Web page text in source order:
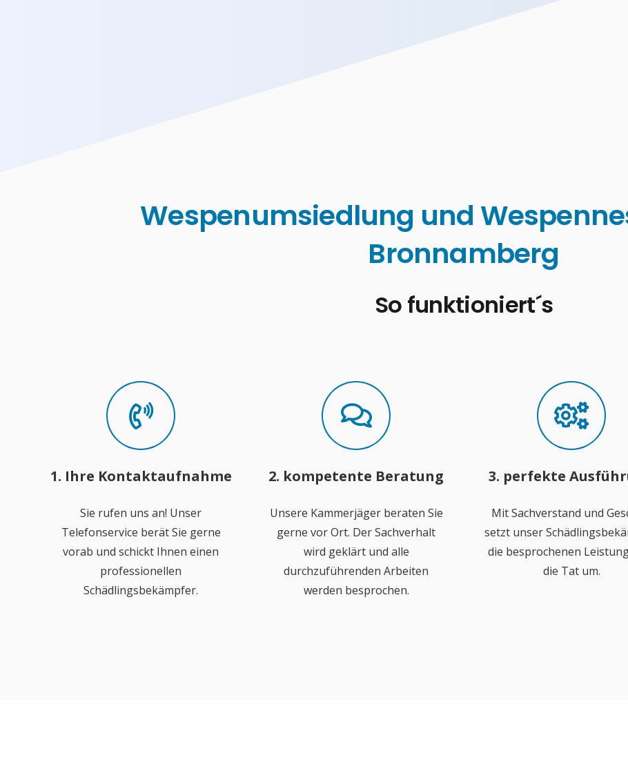
Wespenumsiedlung und
Bronnamberg
So funktioniert´s
1. Ihre Kontaktaufnahme
Sie rufen uns an! Unser
Telefonservice berät Sie gerne
vorab und schickt Ihnen einen
professionellen
Schädlingsbekämpfer.
2. kompetente Beratung
Unsere Kammerjäger beraten Sie
gerne vor Ort. Der Sachverhalt
wird geklärt und alle
durchzuführenden Arbeiten
werden besprochen.
3. perfekte
Mit Sachverstand und
setzt unser
die besprochenen
die Tat um.